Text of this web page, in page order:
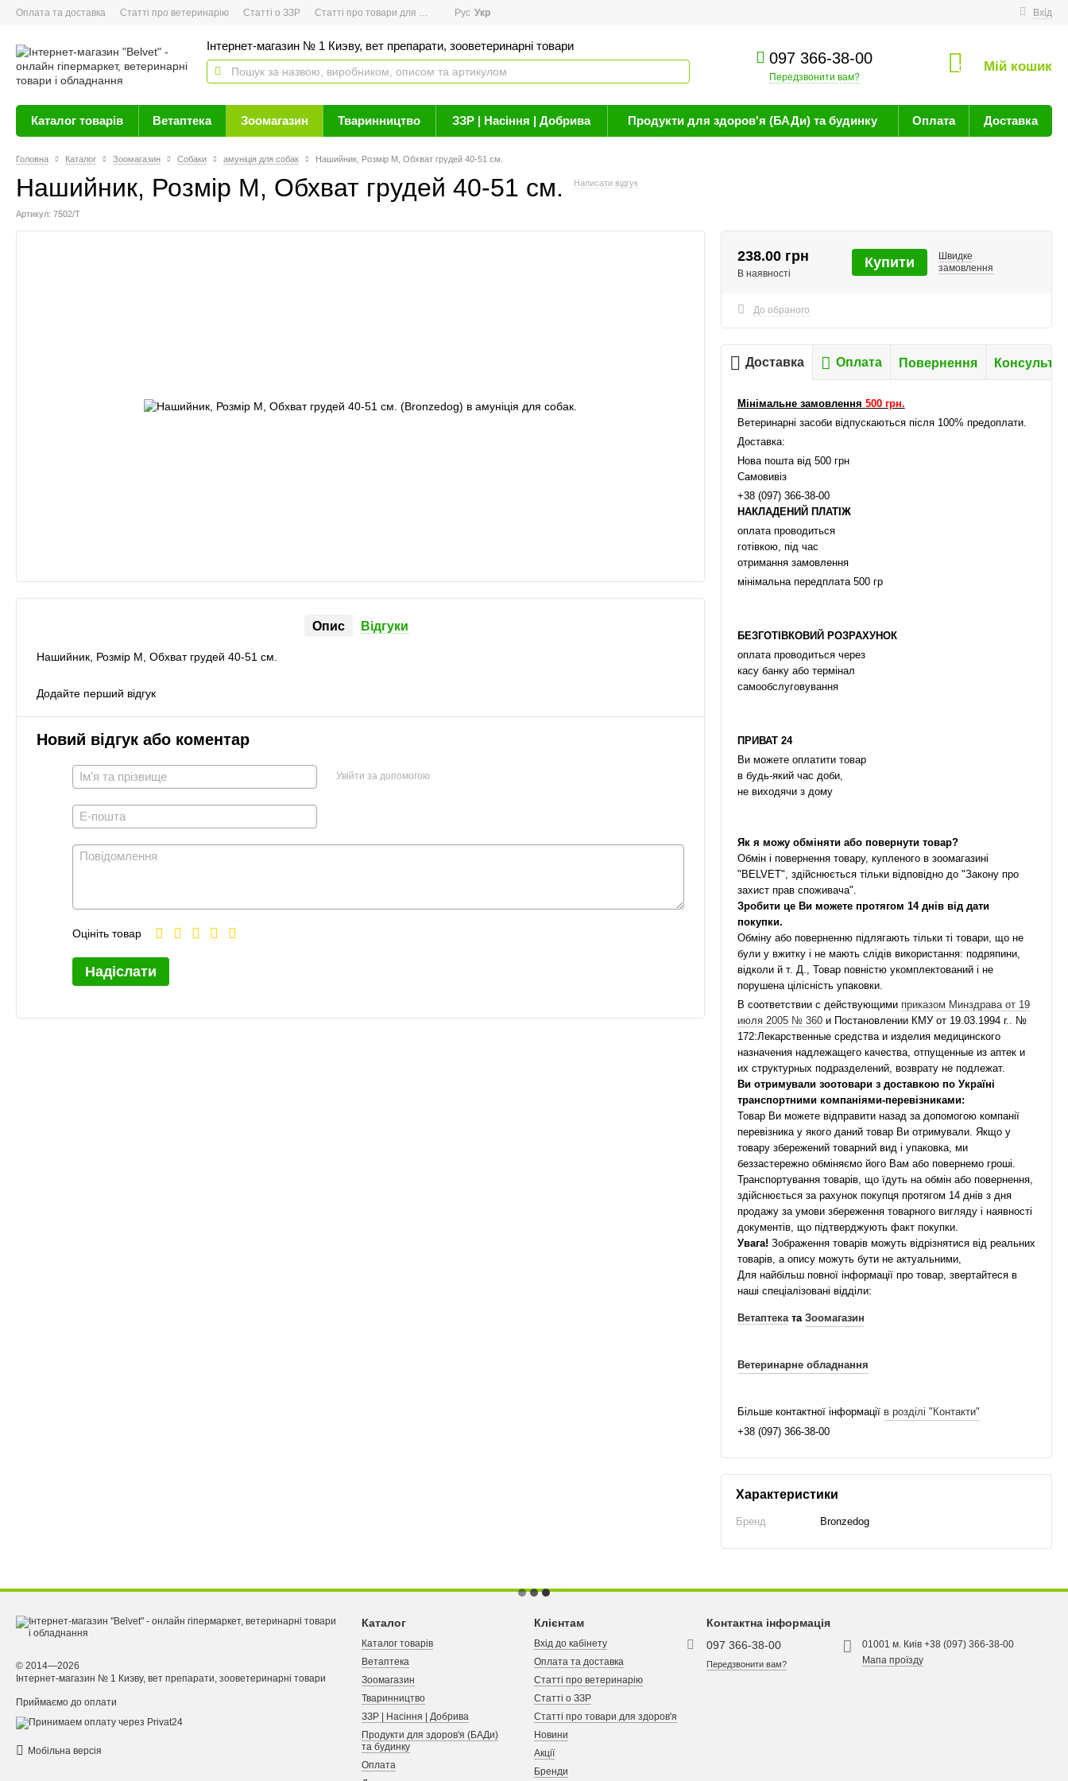
Оплата та доставка Статті про ветеринарію Статті о ЗЗР Статті про товари для здоров'я Новини Вхід
Рус Укр
Інтернет-магазин № 1 Киэву, вет препарати, зооветеринарні товари
097 366-38-00
Передзвонити вам?
0 Мій кошик
Каталог товарів Ветаптека Зоомагазин Тваринництво ЗЗР | Насіння | Добрива Продукти для здоров'я (БАДи) та будинку Оплата Доставка
Головна Каталог Зоомагазин Собаки амуніція для собак Нашийник, Розмір М, Обхват грудей 40-51 см.
Нашийник, Розмір М, Обхват грудей 40-51 см. Написати відгук
Артикул: 7502/Т
Опис Відгуки
Нашийник, Розмір М, Обхват грудей 40-51 см.
Додайте перший відгук
Новий відгук або коментар
Увійти за допомогою
Оцініть товар
Надіслати
238.00 грн
В наявності
Купити
Швидке
замовлення
До обраного
Доставка Оплата Повернення
Мінімальне замовлення 500 грн.
Ветеринарні засоби відпускаються після 100% предоплати.
Доставка:
Нова пошта від 500 грн
Самовивіз
+38 (097) 366-38-00
НАКЛАДЕНИЙ ПЛАТІЖ
оплата проводиться
готівкою, під час
отримання замовлення
мінімальна передплата 500 гр
БЕЗГОТІВКОВИЙ РОЗРАХУНОК
оплата проводиться через
касу банку або термінал
самообслуговування
ПРИВАТ 24
Ви можете оплатити товар
в будь-який час доби,
не виходячи з дому
Як я можу обміняти або повернути товар?
Обмін і повернення товару, купленого в зоомагазині
"BELVET", здійснюється тільки відповідно до "Закону про
захист прав споживача".
Зробити це Ви можете протягом 14 днів від дати
покупки.
Обміну або поверненню підлягають тільки ті товари, що не
були у вжитку і не мають слідів використання: подряпини,
відколи й т. Д., Товар повністю укомплектований і не
порушена цілісність упаковки.
В соответствии с действующими приказом Минздрава от 19
июля 2005 № 360и Постановлении КМУ от 19.03.1994 г.. №
172:Лекарственные средства и изделия медицинского
назначения надлежащего качества, отпущенные из аптек и
их структурных подразделений, возврату не подлежат.
Ви отримували зоотовари з доставкою по Україні
транспортними компаніями-перевізниками:
Товар Ви можете відправити назад за допомогою компанії
перевізника у якого даний товар Ви отримували. Якщо у
товару збережений товарний вид і упаковка, ми
беззастережно обміняємо його Вам або повернемо гроші.
Транспортування товарів, що їдуть на обмін або повернення,
здійснюється за рахунок покупця протягом 14 днів з дня
продажу за умови збереження товарного вигляду і наявності
документів, що підтверджують факт покупки.
Увага! Зображення товарів можуть відрізнятися від реальних
товарів, а опису можуть бути не актуальними,
Для найбільш повної інформації про товар, звертайтеся в
наші спеціалізовані відділи:
Ветаптеката Зоомагазин
Ветеринарне обладнання
Більше контактної інформації в розділі "Контакти"
+38 (097) 366-38-00
Характеристики
Бренд Bronzedog
© 2014—2026
Інтернет-магазин № 1 Киэву, вет препарати, зооветеринарні товари
Приймаємо до оплати
Мобільна версія
Каталог
Каталог товарів
Ветаптека
Зоомагазин
Тваринництво
ЗЗР | Насіння | Добрива
Продукти для здоров'я (БАДи)
та будинку
Оплата
Клієнтам
Вхід до кабінету
Оплата та доставка
Статті про ветеринарію
Статті о ЗЗР
Статті про товари для здоров'я
Новини
Акції
Бренди
Контактна інформація
097 366-38-00
Передзвонити вам?
01001 м. Киів +38 (097) 366-38-00
Мапа проїзду